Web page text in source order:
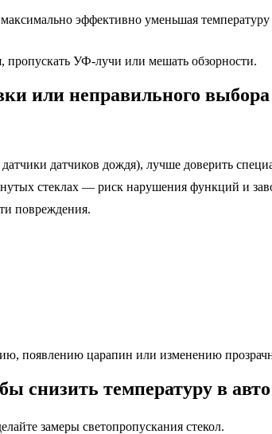
эффективно уменьшая температуру
пропускать УФ-лучи или мешать обзорности.
или неправильного выбора
датчиков дождя), лучше доверить
стеклах — риск нарушения функций и
повреждения.
появлению царапин или изменению
снизить температуру в авто
замеры светопропускания стекол.